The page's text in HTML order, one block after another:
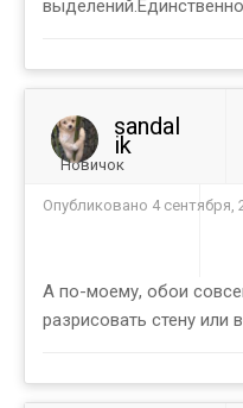
sandal
ik
Новичок
Опубликовано 4 сентября,
А по-моему, обои
разрисовать стену